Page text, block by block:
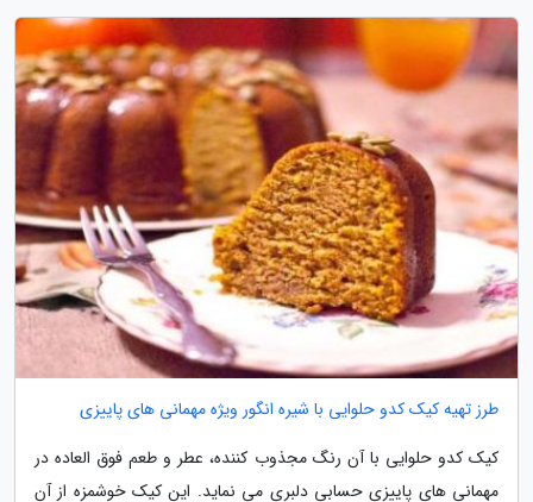
طرز تهیه کیک کدو حلوایی با شیره انگور ویژه مهمانی های پاییزی
کیک کدو حلوایی با آن رنگ مجذوب کننده، عطر و طعم فوق العاده در
مهمانی های پاییزی حسابی دلبری می نماید. این کیک خوشمزه از آن